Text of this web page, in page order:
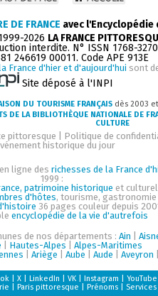
DE FRANCE avec
2026 LA FRANCE
interdite. N° ISSN 1768-
246619 00011. Code APE 913E
France d'hier et d'aujourd'hui sont
Site déposé à l'INPI
DU TOURISME FRANÇAIS dès 2003
DE LA BIBLIOTHÈQUE NATIONALE DE
CULTURE
pittoresque
Politique de
historique du jour
ligne des richesses de la France
1999 :
patrimoine historique et
d'hôtes, tourisme, gastronomie
36 pages couleur depuis
encyclopédie de la vie d'autrefois
de nos départements :Ain |
Hautes-Alpes
Alpes-Maritimes
|Ariège |Aube |Aude |Aveyron
|X |LinkedIn |VK |Instagram |YouTube
|Paris pittoresque |Prénoms Services